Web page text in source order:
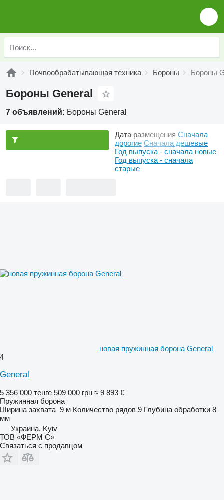
Почвообрабатывающая техника Бороны Бороны
Бороны General
7 объявлений: Бороны General
Дата размещения Сначала
дорогие Сначала дешевые
Год выпуска - сначала новые
Год выпуска - сначала
старые
новая пружинная борона General
4
General
5 356 000 тенге 509 000 грн ≈ 9 893 €
Пружинная борона
Ширина захвата 9 м Количество рядов 9 Глубина обработки 8
мм
Украина, Kyiv
ТОВ «ФЕРМ Є»
Связаться с продавцом